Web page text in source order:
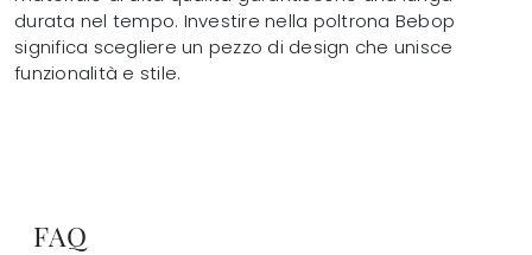
durata nel tempo. Investire nella poltrona Bebop
significa scegliere un pezzo di design che unisce
funzionalità e stile.
FAQ